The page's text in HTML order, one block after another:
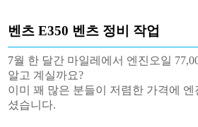
벤츠 E350 벤츠 정비 작업
7월 한 달간 마일레에서 엔진오일
알고 계실까요?
이미 꽤 많은 분들이 저렴한 가격에
셨습니다.